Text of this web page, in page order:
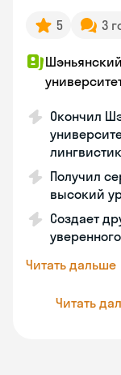
5 3
Окончил
Получил
высокий
Создает
Читать дальше
Читать